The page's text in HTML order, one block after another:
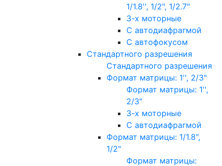
1/1.8'', 1/2", 1/2.7"
3-х моторные
С автодиафрагмой
С автофокусом
Стандартного разрешения
Стандартного разрешения
Формат матрицы: 1'', 2/3"
Формат матрицы: 1'',
2/3"
3-х моторные
С автодиафрагмой
Формат матрицы: 1/1.8",
1/2"
Формат матрицы: